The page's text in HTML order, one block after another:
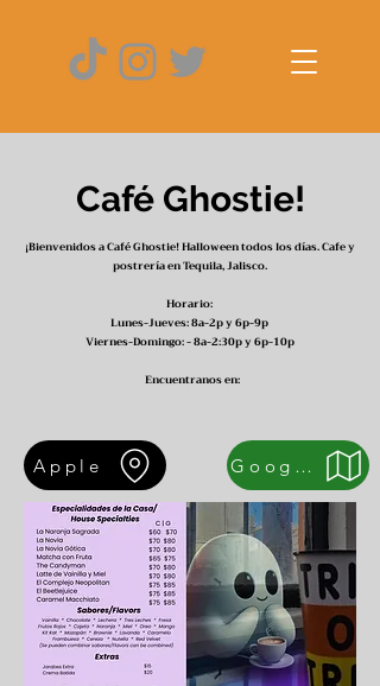
Café Ghostie!
¡Bienvenidos a Café Ghostie! Halloween todos los días. Cafe y
postrería en Tequila, Jalisco.
Horario:
Lunes-Jueves:8a-2p y 6p-9p
Viernes-Domingo: - 8a-2:30p y 6p-10p
Encuentranos en:
Apple Google